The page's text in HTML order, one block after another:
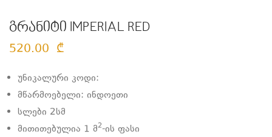
გრანიტი IMPERIAL RED
520.00 ₾
უნიკალური კოდი:
მწარმოებელი: ინდოეთი
სლები 2სმ
მითითებულია 1 მ2-ის ფასი